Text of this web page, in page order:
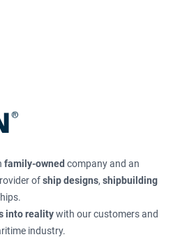
family-owned company and an
ofship designs, shipbuilding
into realitywith our customers and
industry.